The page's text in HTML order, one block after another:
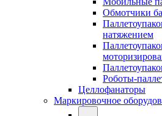
Обмотчики
натяжением
Роботы-
Целлофанаторы
Маркировочное